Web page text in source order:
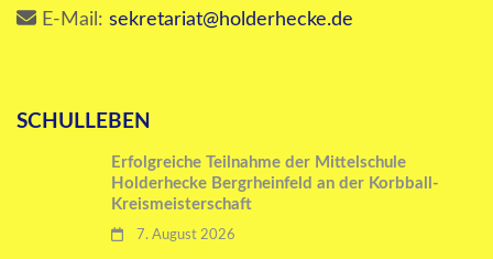
E-Mail: sekretariat@holderhecke.de
SCHULLEBEN
Erfolgreiche Teilnahme der Mittelschule
Holderhecke Bergrheinfeld an der Korbball-
Kreismeisterschaft
7. August 2026